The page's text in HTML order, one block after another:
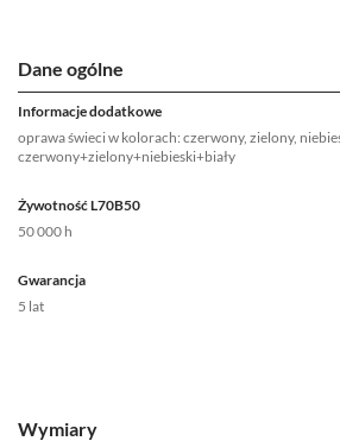
Dane ogólne
Informacje dodatkowe
oprawa świeci w kolorach: czerwony, zielony,
czerwony+zielony+niebieski+biały
Żywotność L70B50
50 000 h
Gwarancja
5 lat
Wymiary